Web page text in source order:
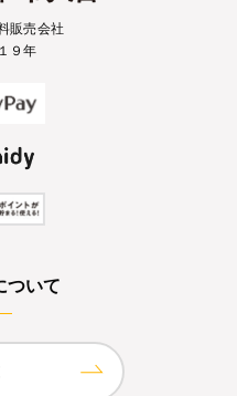
販売会社
９年
ついて